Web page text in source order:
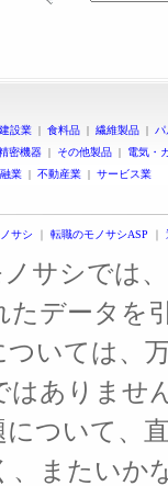
建設業 | 食料品 | 繊維製品 |
密機器 | その他製品 | 電気・
業 | 不動産業 | サービス業
サシ ｜ 転職のモノサシASP ｜
サシでは
たデータを
いては、
はありませ
ついて、
、またいか